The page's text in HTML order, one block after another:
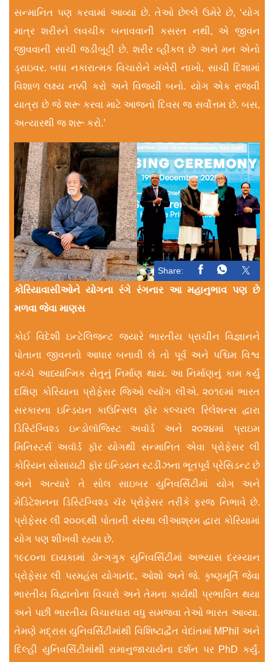
સન્માનિત પણ કરવામાં આવ્યા છે. તેઓ છેલ્લે ઉમેરે છે, ‘યોગ
માત્ર શરીરને લવચીક બનાવવાની કસરત નથી, એ જીવન
જીવવાની સાચી જડીબુટ્ટી છે. શરીર વ્હ‌ીકલ છે અને મન એનો
ડ્રાઇવર. બધા નકારાત્મક વિચારોને ખંખેરી નાખો, સાચી દિશામાં
વિશાળ લક્ષ્ય નક્કી કરો અને વિજયી બનો. યોગ એક રાજવી
યાત્રા છે જે શરૂ કરવા માટે આજનો દિવસ જ સર્વોત્તમ છે. બસ,
અત્યારથી જ શરૂ કરો.’
Share:
કોરિયાવાસીઓને યોગના રંગે રંગનાર આ મહાનુભાવ પણ છે
મળવા જેવા માણસ
કોઈ વિદેશી ઇન્ટેલિજન્ટ જ્યારે ભારતીય પ્રાચીન વિજ્ઞાનને
પોતાના જીવનનો આધાર બનાવી લે તો પૂર્વ અને પશ્ચિમ વિશ્વ
વચ્ચે આધ્યાત્મિક સેતુનું નિર્માણ થાય. આ નિર્માણનું કામ કર્યું
દક્ષિણ કોરિયાના પ્રોફેસર જિઓ લ્યોંગ લીએ. ૨૦૧૯માં ભારત
સરકારના ઇન્ડિયન કાઉન્સિલ ફૉર કલ્ચરલ રિલેશન્સ દ્વારા
ડિસ્ટિંગ્વિશ્ડ ઇન્ડોલૉજિસ્ટ અવૉર્ડ અને ૨૦૨૪માં પ્રાઇમ
મિનિસ્ટર્સ અવૉર્ડ ફૉર યોગથી સન્માનિત એવા પ્રોફેસર લી
કોરિયન સોસાયટી ફૉર ઇન્ડિયન સ્ટડીઝના ભૂતપૂર્વ પ્રેસિડન્ટ છે
અને અત્યારે તે સોલ સાઇબર યુનિવર્સિટીમાં યોગ અને
મેડિટેશનના ડિસ્ટિંગ્વિશ્ડ ચૅર પ્રોફેસર તરીકે ફરજ નિભાવે છે.
પ્રોફેસર લી ૨૦૦૬થી પોતાની સંસ્થા લીઆશ્રમ દ્વારા કોરિયામાં
યોગ પણ શીખવી રહ્યા છે.
૧૯૮૦ના દાયકામાં ડૉન્ગગુક યુનિવર્સિટીમાં અભ્યાસ દરમ્યાન
પ્રોફેસર લી પરમહંસ યોગાનંદ, ઓશો અને જે. કૃષ્ણમૂર્તિ જેવા
ભારતીય વિદ્વાનોના વિચારો અને તેમના કાર્યથી પ્રભાવિત થયા
અને પછી ભારતીય વિચારધારા વધુ સમજવા તેઓ ભારત આવ્યા.
તેમણે મદ્રાસ યુનિવર્સિટીમાંથી વિશિષ્ટાદ્વૈત વેદાંતમાં MPhil અને
દિલ્હી યુનિવર્સિટીમાંથી રામાનુજાચાર્યના દર્શન પર PhD કર્યું.